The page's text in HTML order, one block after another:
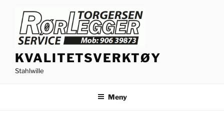
innhold
KVALITETSVERKTØY
Stahlwille
Meny